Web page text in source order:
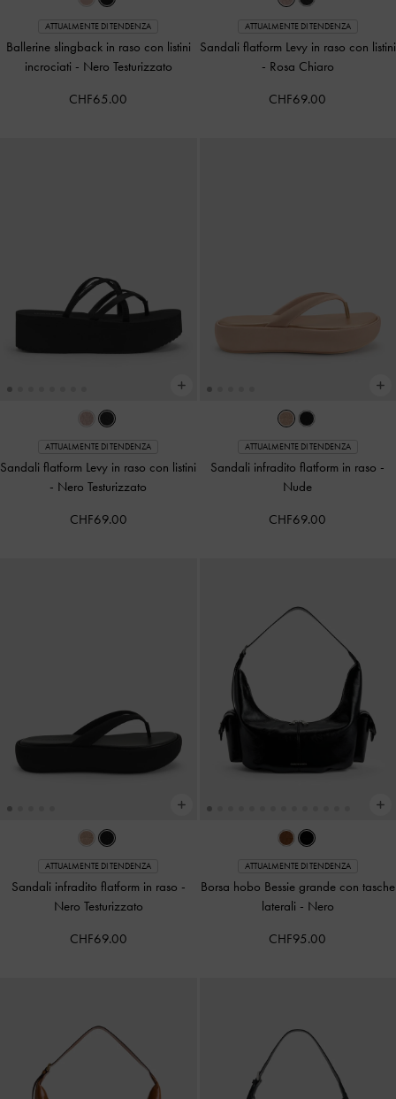
ATTUALMENTE DI TENDENZA
Ballerine slingback in raso con listini
incrociati - Nero Testurizzato
CHF65.00
ATTUALMENTE DI TENDENZA
Sandali flatform Levy in raso con listini
- Rosa Chiaro
CHF69.00
ATTUALMENTE DI TENDENZA
Sandali flatform Levy in raso con listini
- Nero Testurizzato
CHF69.00
ATTUALMENTE DI TENDENZA
Sandali infradito flatform in raso -
Nude
CHF69.00
ATTUALMENTE DI TENDENZA
Sandali infradito flatform in raso -
Nero Testurizzato
CHF69.00
ATTUALMENTE DI TENDENZA
Borsa hobo Bessie grande con tasche
laterali - Nero
CHF95.00